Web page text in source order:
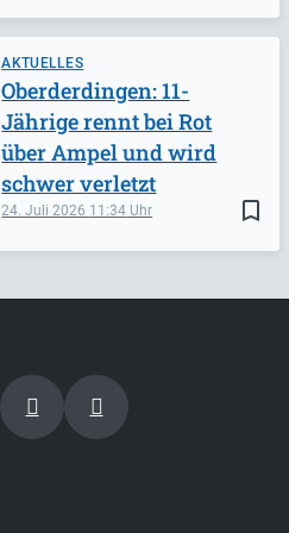
AKTUELLES
bookmark_border
24. Juli 2026 11:34
Oberderdingen: 11-
Jährige rennt bei Rot
über Ampel und wird
schwer verletzt